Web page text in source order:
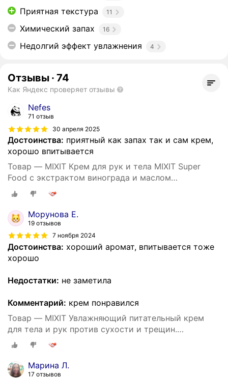
Приятная текстура 11
Химический запах 16
Недолгий эффект увлажнения 4
Отзывы · 74
Как Яндекс проверяет отзывы
Nefes
71 отзыв
30 апреля 2025
Достоинства: приятный как запах так и сам крем,
хорошо впитывается
Товар — MIXIT Крем для рук и тела MIXIT Super
Food с экстрактом винограда и маслом
виноградной косточки, 400 мл
Морунова Е.
19 отзывов
7 ноября 2024
Достоинства: хороший аромат, впитывается тоже
хорошо
Недостатки: не заметила
Комментарий: крем понравился
Товар — MIXIT Увлажняющий питательный крем
для тела и рук против сухости и трещин.
Восстанавливающее средство для ухода за кожей
тела c пантенолом и маслом виноградных косточек
SUPER FOOD
Марина Л.
17 отзывов